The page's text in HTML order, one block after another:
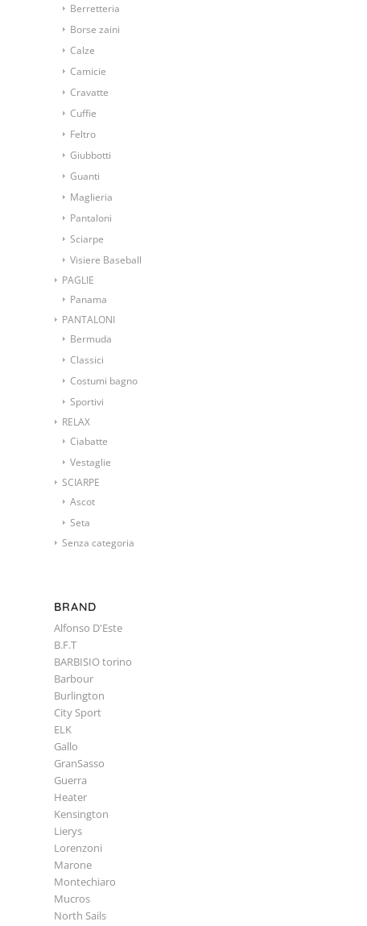
Berretteria
Borse zaini
Calze
Camicie
Cravatte
Cuffie
Feltro
Giubbotti
Guanti
Maglieria
Pantaloni
Sciarpe
Visiere Baseball
PAGLIE
Panama
PANTALONI
Bermuda
Classici
Costumi bagno
Sportivi
RELAX
Ciabatte
Vestaglie
SCIARPE
Ascot
Seta
Senza categoria
BRAND
Alfonso D'Este
B.F.T
BARBISIO torino
Barbour
Burlington
City Sport
ELK
Gallo
GranSasso
Guerra
Heater
Kensington
Lierys
Lorenzoni
Marone
Montechiaro
Mucros
North Sails